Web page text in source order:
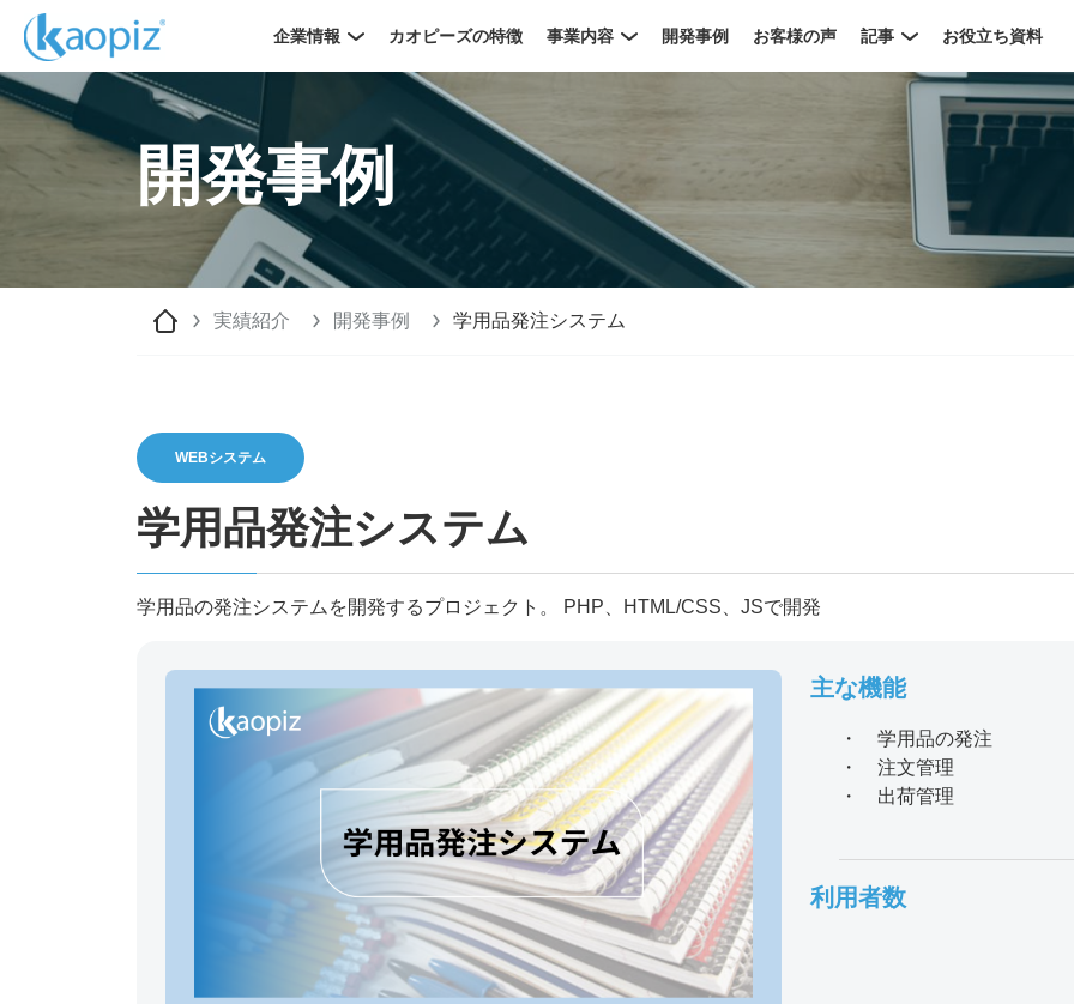
企業情報 カオピーズの特徴 事業内容 開発事例 お客様の声 記事 お役立ち資料
開発事例
実績紹介 開発事例 学用品発注システム
WEBシステム
学用品発注システム
学用品の発注システムを開発するプロジェクト。 PHP、HTML/CSS、JSで開発​
主な機能
・ 学用品の発注
・ 注文管理
・ 出荷管理
利用者数